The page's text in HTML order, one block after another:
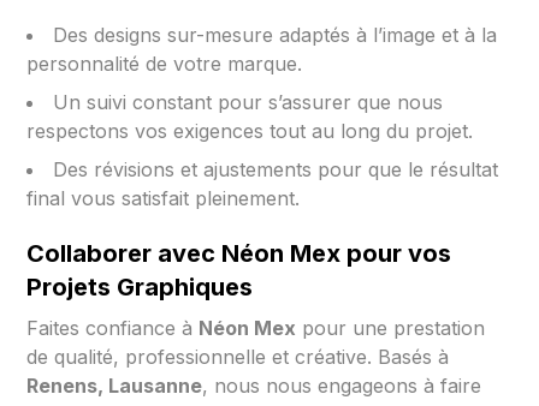
Des designs sur-mesure adaptés à l’image et à la
personnalité de votre marque.
Un suivi constant pour s’assurer que nous
respectons vos exigences tout au long du projet.
Des révisions et ajustements pour que le résultat
final vous satisfait pleinement.
Collaborer avec Néon Mex pour vos
Projets Graphiques
Faites confiance à Néon Mex pour une prestation
de qualité, professionnelle et créative. Basés à
Renens, Lausanne, nous nous engageons à faire